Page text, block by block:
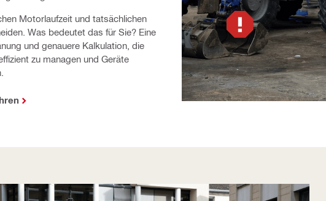
Motorlaufzeit und tatsächlichen
Was bedeutet das für Sie? Eine
und genauere Kalkulation, die
zu managen und Geräte